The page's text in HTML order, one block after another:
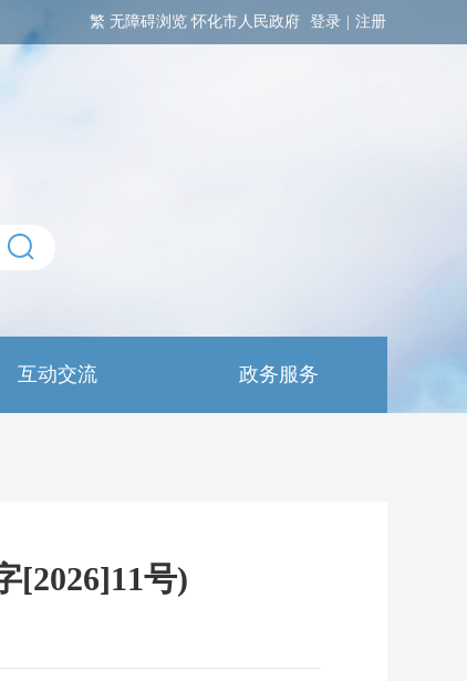
繁 无障碍浏览 怀化市人民政府 登录 注册
互动交流 政务服务
[2026]11号)